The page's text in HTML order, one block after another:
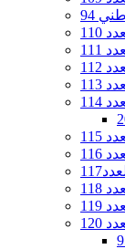
94
110
111
112
113
114
115
116
118
119
120